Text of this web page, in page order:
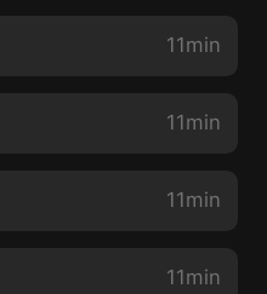
11min
11min
11min
11min